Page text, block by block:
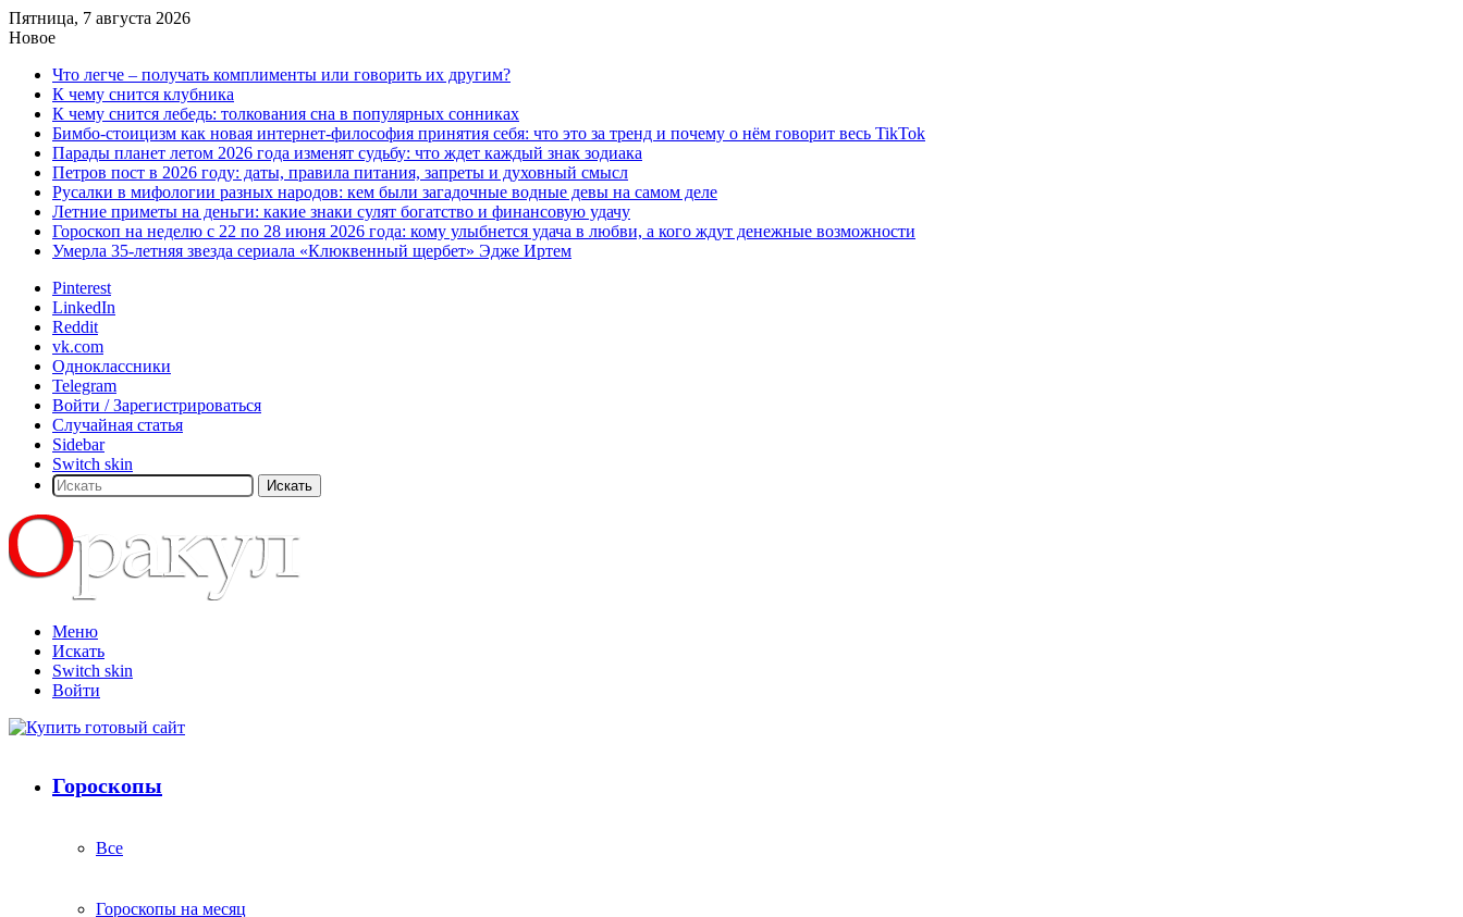
Пятница, 7 августа 2026
Новое
Что легче – получать комплименты или говорить их другим?
К чему снится клубника
К чему снится лебедь: толкования сна в популярных сонниках
Бимбо-стоицизм как новая интернет-философия принятия себя: что это за тренд и почему о нём говорит весь TikTok
Парады планет летом 2026 года изменят судьбу: что ждет каждый знак зодиака
Петров пост в 2026 году: даты, правила питания, запреты и духовный смысл
Русалки в мифологии разных народов: кем были загадочные водные девы на самом деле
Летние приметы на деньги: какие знаки сулят богатство и финансовую удачу
Гороскоп на неделю с 22 по 28 июня 2026 года: кому улыбнется удача в любви, а кого ждут денежные возможности
Умерла 35-летняя звезда сериала «Клюквенный щербет» Эдже Иртем
Pinterest
LinkedIn
Reddit
vk.com
Одноклассники
Telegram
Войти / Зарегистрироваться
Случайная статья
Sidebar
Switch skin
Искать
Меню
Искать
Switch skin
Войти
Гороскопы
Все
Гороскопы на месяц